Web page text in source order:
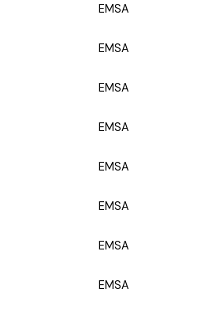
EMSA
EMSA
EMSA
EMSA
EMSA
EMSA
EMSA
EMSA